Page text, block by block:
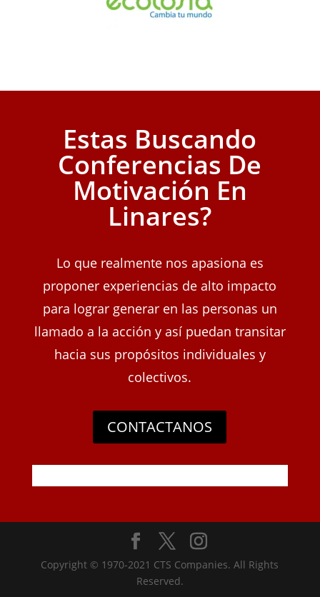
Estas Buscando
Conferencias De
Motivación En
Linares?
Lo que realmente nos apasiona es
proponer experiencias de alto impacto
para lograr generar en las personas un
llamado a la acción y así puedan transitar
hacia sus propósitos individuales y
colectivos.
CONTACTANOS
Copyright © 1970-2021 CTS Companies. All Rights
Reserved.